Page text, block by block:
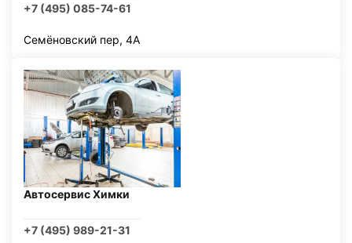
+7 (495) 085-74-61
Семёновский пер, 4А
Автосервис Химки
+7 (495) 989-21-31